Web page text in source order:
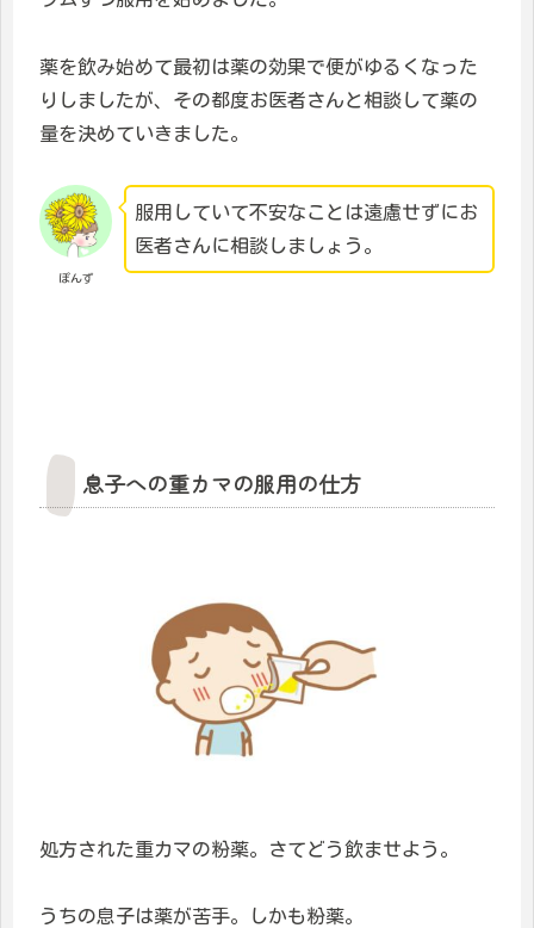
薬を飲み始めて最初は薬の効果で便がゆるくなった
りしましたが、その都度お医者さんと相談して薬の
量を決めていきました。
ぽんず
服用していて不安なことは遠慮せずにお
医者さんに相談しましょう。
息子への重カマの服用の仕方
処方された重カマの粉薬。さてどう飲ませよう。
うちの息子は薬が苦手。しかも粉薬。